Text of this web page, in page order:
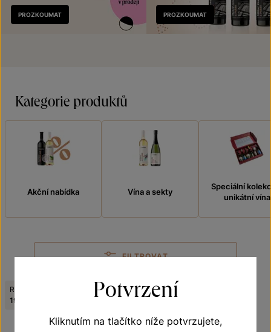
Nově
v prodeji
PROZKOUMAT PROZKOUMAT
Kategorie produktů
Akční nabídka Vína a sekty
Speciální
unikátní vína
FILTROVAT
Ročník:
1999
Zrušit filtry
Potvrzení
Kliknutím na tlačítko níže potvrzujete,